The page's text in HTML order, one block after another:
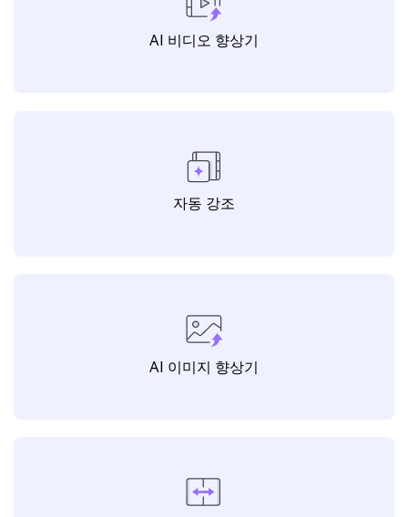
AI 비디오 향상기
자동 강조
AI 이미지 향상기